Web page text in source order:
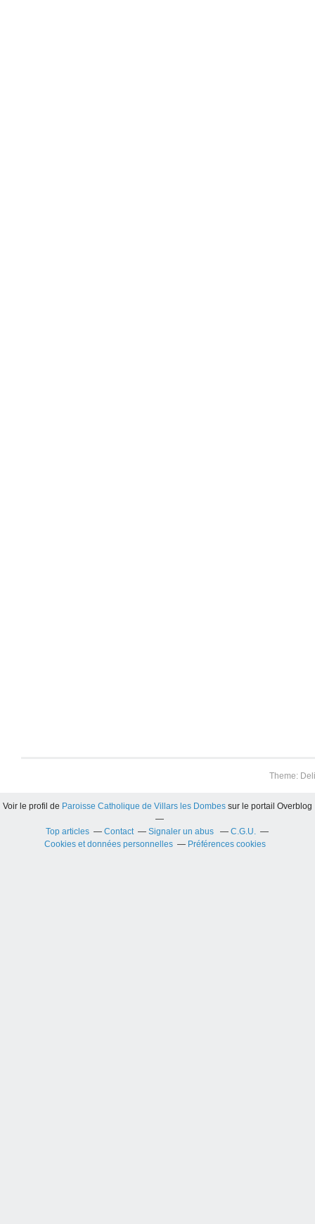
Theme:
Voir le profil de Paroisse Catholique de Villars les Dombes sur le portail Overblog
Top articles Contact Signaler un abus
C.G.U.
Cookies et données personnelles
Préférences cookies